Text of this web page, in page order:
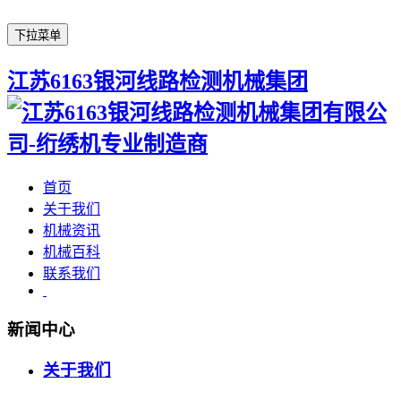
下拉菜单
江苏6163银河线路检测机械集团
首页
关于我们
机械资讯
机械百科
联系我们
新闻中心
关于我们